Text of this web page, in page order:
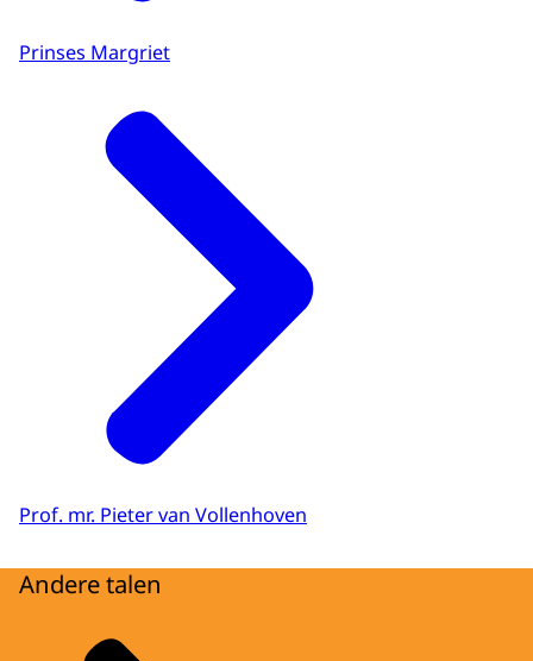
Prinses Margriet
Prof. mr. Pieter van Vollenhoven
Andere talen